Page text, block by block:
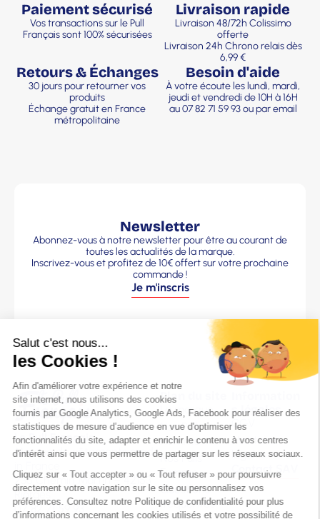
Paiement sécurisé
Vos transactions sur le Pull
Français sont 100% sécurisées
Livraison rapide
Livraison 48/72h Colissimo
offerte
Livraison 24h Chrono relais dès
6,99 €
Retours & Échanges
30 jours pour retourner vos
produits
Échange gratuit en France
métropolitaine
Besoin d'aide
À votre écoute les lundi, mardi,
jeudi et vendredi de 10H à 16H
au 07 82 71 59 93 ou par email
Newsletter
Abonnez-vous à notre newsletter pour être au courant de
toutes les actualités de la marque.
Inscrivez-vous et profitez de 10€ offert sur votre prochaine
commande !
Je m'inscris
Le Pull Français
Marque de vêtements made
236 Chemin Martin – 42153
Riorges
07 82 71 59 93
Plan du site
La marque
Nos Pulls
Homme
Nos Pulls
Femme
Questions
fréquentes
s légales
CGV
Mentions
légales
Contact SAV